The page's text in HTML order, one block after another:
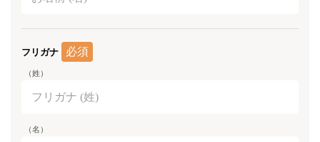
フリガナ 必須
（姓）
（名）